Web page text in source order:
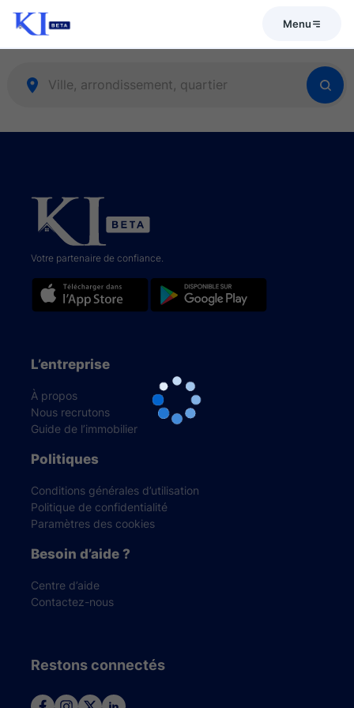
Menu
Votre partenaire de confiance.
L’entreprise
À propos
Nous recrutons
Guide de l’immobilier
Politiques
Conditions générales d’utilisation
Politique de confidentialité
Paramètres des cookies
Besoin d’aide ?
Centre d’aide
Contactez-nous
Restons connectés